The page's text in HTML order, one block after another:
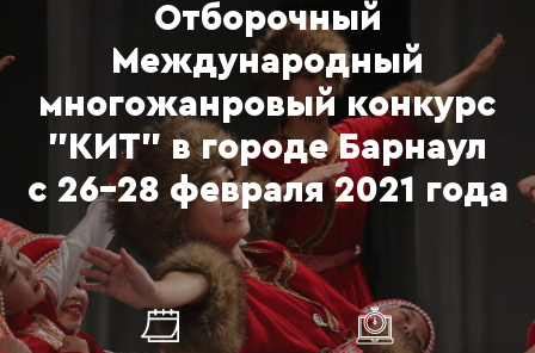
Отборочный
Международный
многожанровый конкурс
"КИТ" в городе Барнаул
с 26-28 февраля 2021 года